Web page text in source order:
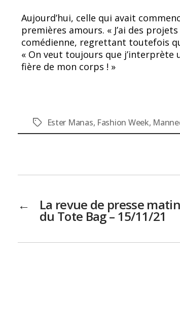
Aujourd’hui, celle qui avait
premières amours. « J’ai des
comédienne, regrettant toutefois
« On veut toujours que j’interprète
fière de mon corps ! »
Étiquettes
Ester Manas, Fashion Week,
← La revue de presse
du Tote Bag – 15/11/21